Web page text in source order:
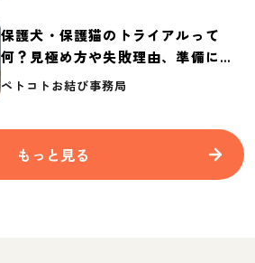
保護犬・保護猫のトライアルって
何？見極め方や失敗理由、準備に必
要なものを紹介
ペトコトお結び事務局
もっと見る